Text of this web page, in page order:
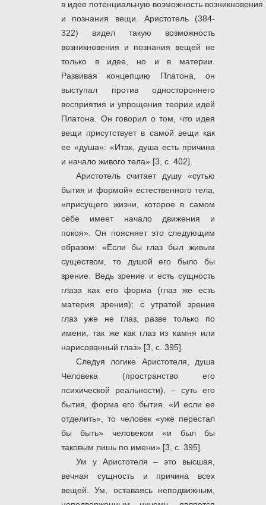
в идее потенциальную возможность возникновения
и познания вещи. Аристотель (384-
322) видел такую возможность
возникновения и познания вещей не
только в идее, но и в материи.
Развивая концепцию Платона, он
выступал против одностороннего
восприятия и упрощения теории идей
Платона. Он говорил о том, что идея
вещи присутствует в самой вещи как
ее «душа»: «Итак, душа есть причина
и начало живого тела» [3, с. 402].
Аристотель считает душу «сутью
бытия и формой» естественного тела,
«присущего жизни, которое в самом
себе имеет начало движения и
покоя». Он поясняет это следующим
образом: «Если бы глаз был живым
существом, то душой его было бы
зрение. Ведь зрение и есть сущность
глаза как его форма (глаз же есть
материя зрения); с утратой зрения
глаз уже не глаз, разве только по
имени, так же как глаз из камня или
нарисованный глаз» [3, с. 395].
Следуя логике Аристотеля, душа
Человека (пространство его
психической реальности), – суть его
бытия, форма его бытия. «И если ее
отделить», то человек «уже перестал
бы быть» человеком «и был бы
таковым лишь по имени» [3, с. 395].
Ум у Аристотеля – это высшая,
вечная сущность и причина всех
вещей. Ум, оставаясь неподвижным,